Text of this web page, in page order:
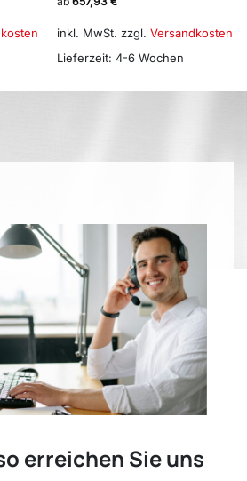
inkl. MwSt. zzgl. Versandkosten
Lieferzeit: 4-6 Wochen
erreichen Sie uns